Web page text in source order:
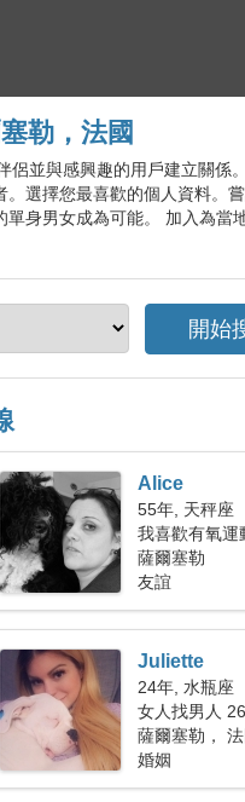
勒，法國
並與感興趣的用戶建立關係
選擇您最喜歡的個人資料。
身男女成為可能。 加入為當
Alice
55年, 天秤座
我喜歡有氧運
薩爾塞勒
友誼
Juliette
24年, 水瓶座
女人找男人
薩爾塞勒， 法
婚姻